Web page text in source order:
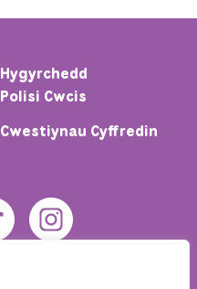
Hygyrchedd
Polisi Cwcis
Cwestiynau Cyffredin